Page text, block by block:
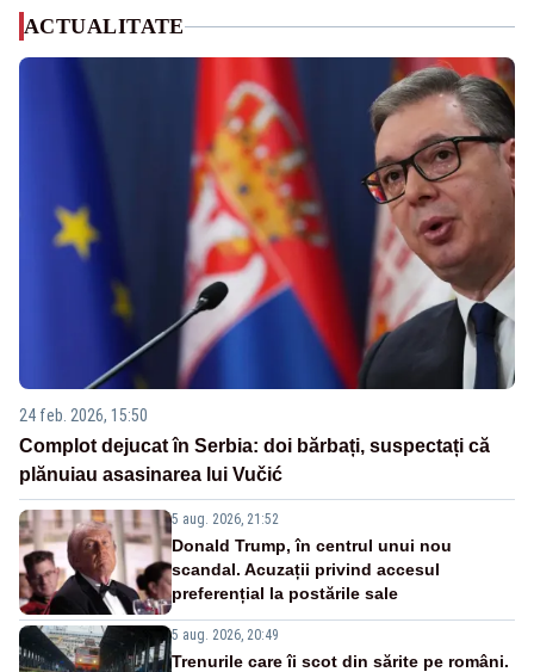
ACTUALITATE
24 feb. 2026, 15:50
Complot dejucat în Serbia: doi bărbați, suspectați că
plănuiau asasinarea lui Vučić
5 aug. 2026, 21:52
Donald Trump, în centrul unui nou
scandal. Acuzații privind accesul
preferențial la postările sale
5 aug. 2026, 20:49
Trenurile care îi scot din sărite pe români.